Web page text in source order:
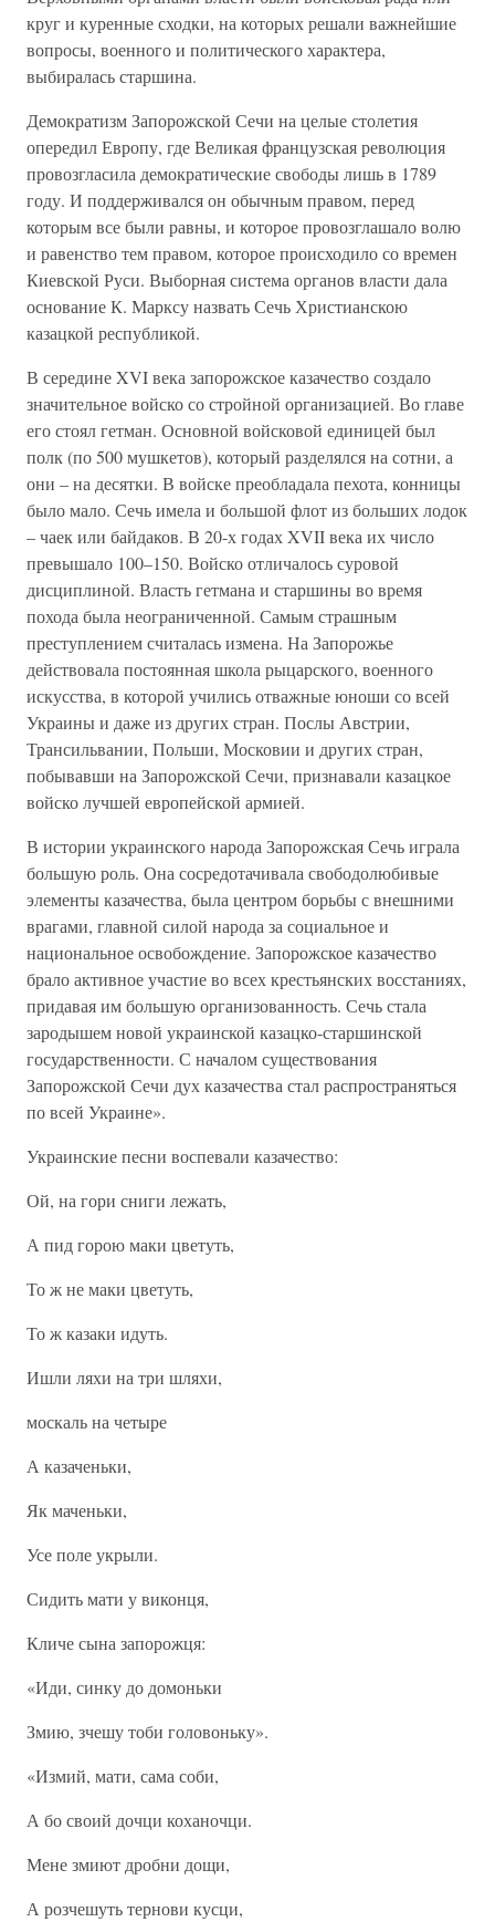
круг и куренные сходки, на которых решали важнейшие
вопросы, военного и политического характера,
выбиралась старшина.
Демократизм Запорожской Сечи на целые столетия
опередил Европу, где Великая французская революция
провозгласила демократические свободы лишь в 1789
году. И поддерживался он обычным правом, перед
которым все были равны, и которое провозглашало волю
и равенство тем правом, которое происходило со времен
Киевской Руси. Выборная система органов власти дала
основание К. Марксу назвать Сечь Христианскою
казацкой республикой.
В середине XVI века запорожское казачество создало
значительное войско со стройной организацией. Во главе
его стоял гетман. Основной войсковой единицей был
полк (по 500 мушкетов), который разделялся на сотни, а
они – на десятки. В войске преобладала пехота, конницы
было мало. Сечь имела и большой флот из больших лодок
– чаек или байдаков. В 20-х годах XVII века их число
превышало 100–150. Войско отличалось суровой
дисциплиной. Власть гетмана и старшины во время
похода была неограниченной. Самым страшным
преступлением считалась измена. На Запорожье
действовала постоянная школа рыцарского, военного
искусства, в которой учились отважные юноши со всей
Украины и даже из других стран. Послы Австрии,
Трансильвании, Польши, Московии и других стран,
побывавши на Запорожской Сечи, признавали казацкое
войско лучшей европейской армией.
В истории украинского народа Запорожская Сечь играла
большую роль. Она сосредотачивала свободолюбивые
элементы казачества, была центром борьбы с внешними
врагами, главной силой народа за социальное и
национальное освобождение. Запорожское казачество
брало активное участие во всех крестьянских восстаниях,
придавая им большую организованность. Сечь стала
зародышем новой украинской казацко-старшинской
государственности. С началом существования
Запорожской Сечи дух казачества стал распространяться
по всей Украине».
Украинские песни воспевали казачество:
Ой, на гори сниги лежать,
А пид горою маки цветуть,
То ж не маки цветуть,
То ж казаки идуть.
Ишли ляхи на три шляхи,
москаль на четыре
А казаченьки,
Як маченьки,
Усе поле укрыли.
Сидить мати у виконця,
Кличе сына запорожця:
«Иди, синку до домоньки
Змию, зчешу тоби головоньку».
«Измий, мати, сама соби,
А бо своий дочци коханочци.
Мене змиют дробни дощи,
А розчешуть тернови кусци,